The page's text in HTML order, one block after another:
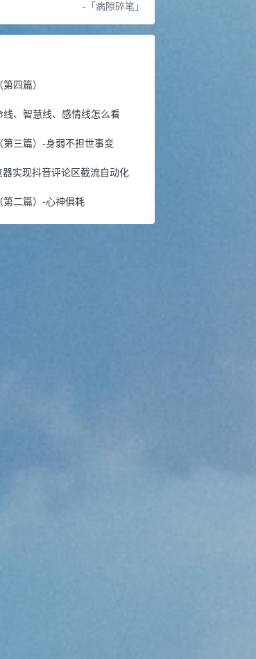
-「 病隙碎笔 」
四篇）
、智慧线、感情线怎么看
三篇）-身弱不担世事变
实现抖音评论区截流自动化
二篇）-心神俱耗